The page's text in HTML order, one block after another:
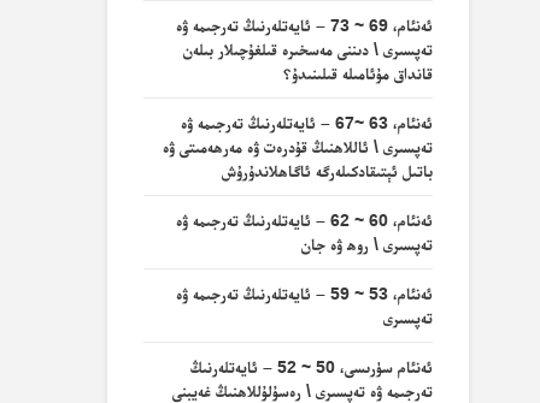
ئەنئام، 69 ~ 73 – ئايەتلەرنىڭ تەرجىمە ۋە
تەپسىرى \ دىننى مەسخىرە قىلغۇچىلار بىلەن
قانداق مۇئامىلە قىلىنىدۇ؟
ئەنئام، 63 ~67 – ئايەتلەرنىڭ تەرجىمە ۋە
تەپسىرى \ ئاللاھنىڭ قۇدرەت ۋە مەرھەمىتى ۋە
باتىل ئېتىقادكىلەرگە ئاگاھلاندۇرۇش
ئەنئام، 60 ~ 62 – ئايەتلەرنىڭ تەرجىمە ۋە
تەپسىرى \ روھ ۋە جان
ئەنئام، 53 ~ 59 – ئايەتلەرنىڭ تەرجىمە ۋە
تەپسىرى
ئەنئام سۈرىسى، 50 ~ 52 – ئايەتلەرنىڭ
تەرجىمە ۋە تەپسىرى \ رەسۇلۇللاھنىڭ غەيبنى